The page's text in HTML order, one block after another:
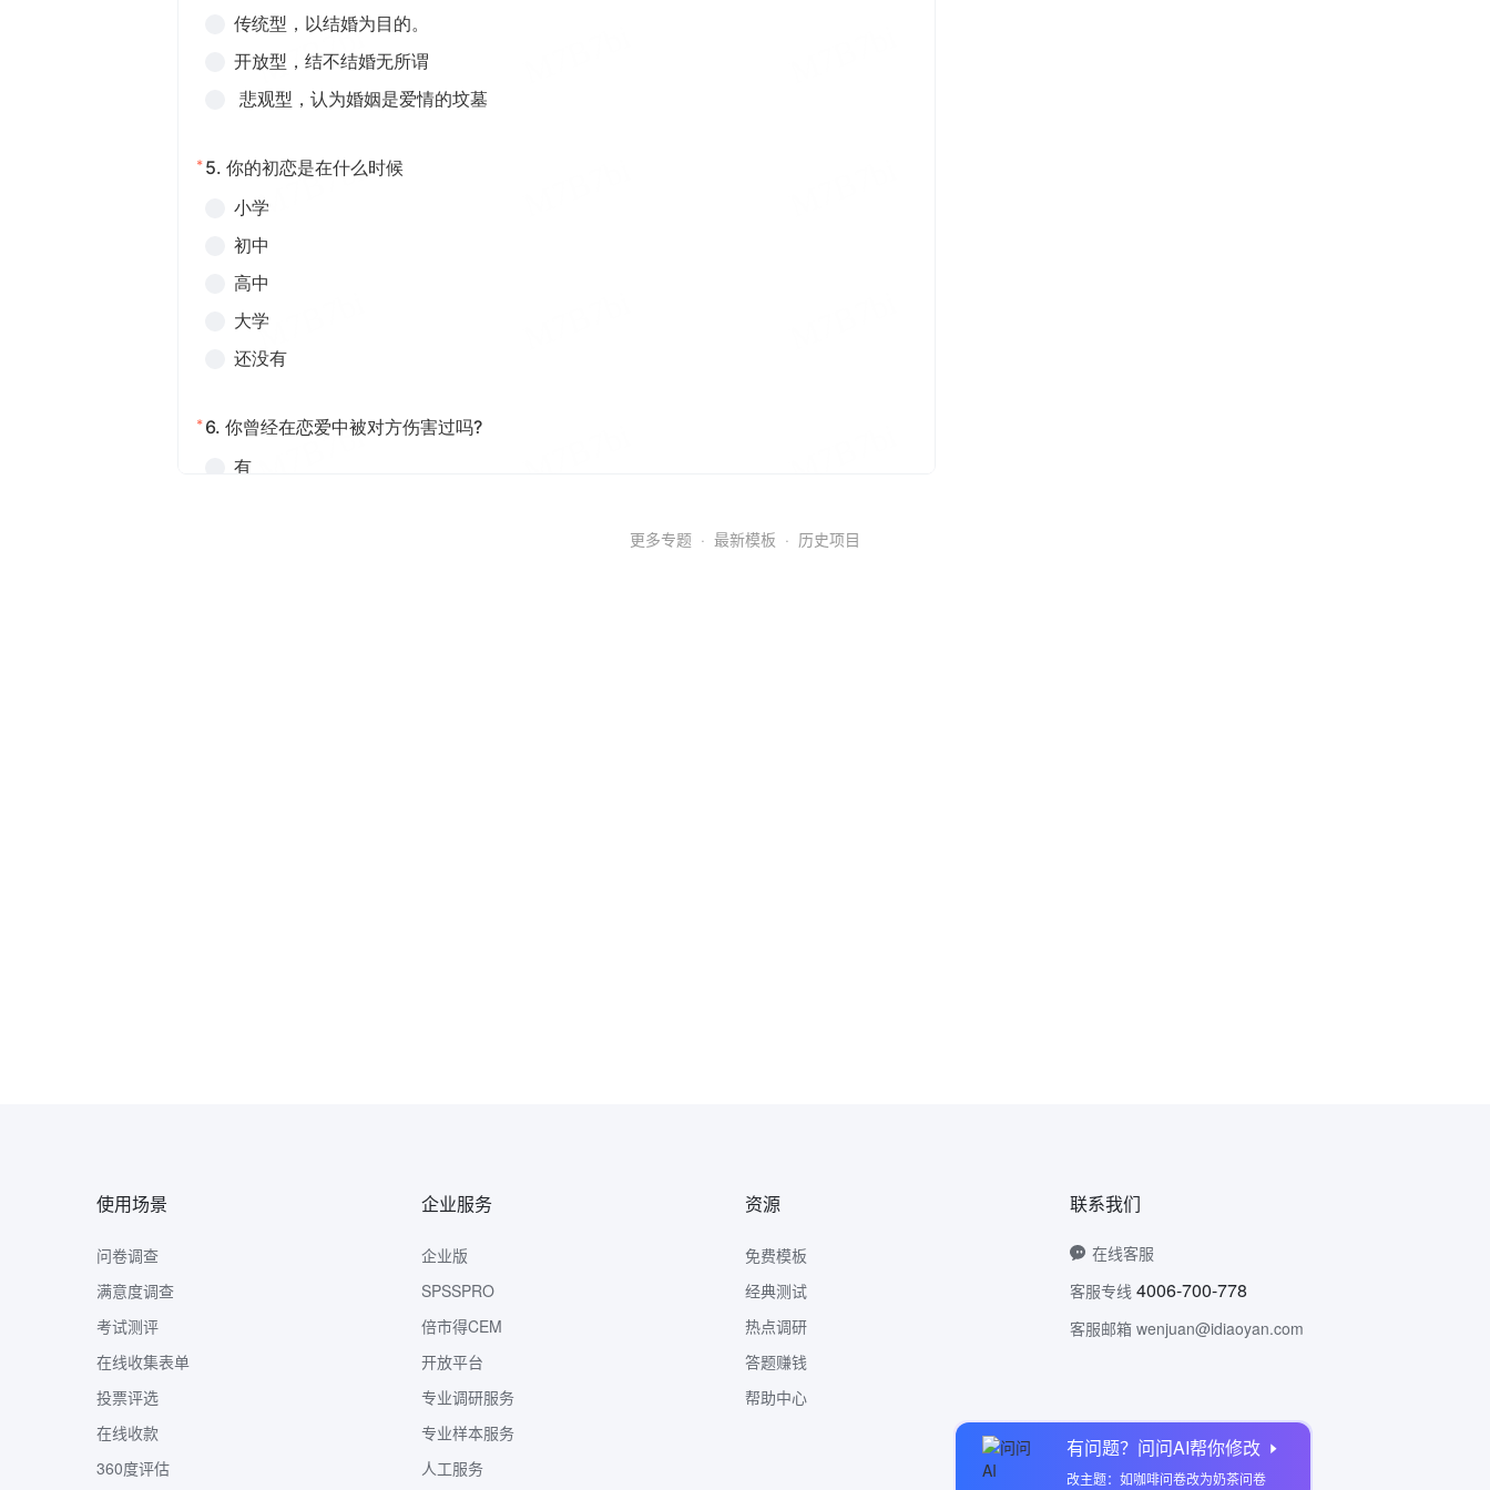
有问题？问问AI帮你修改
改主题：如咖啡问卷改为奶茶问卷
更多专题 · 最新模板 · 历史项目
使用场景
问卷调查
满意度调查
考试测评
在线收集表单
投票评选
在线收款
360度评估
企业服务
企业版
SPSSPRO
倍市得CEM
开放平台
专业调研服务
专业样本服务
人工服务
资源
免费模板
经典测试
热点调研
答题赚钱
帮助中心
联系我们
在线客服
客服专线 4006-700-778
客服邮箱 wenjuan@idiaoyan.com
问卷网公众号